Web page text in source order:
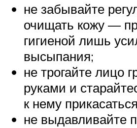
не забывайте
очищать кожу —
гигиеной лишь
высыпания;
не трогайте лицо
руками и
к нему
не выдавливайте